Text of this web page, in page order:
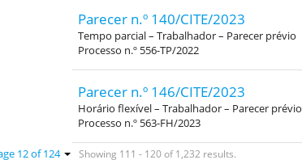
Parecer n.º 140/CITE/2023
Tempo parcial – Trabalhador – Parecer prévio
Processo n.º 556-TP/2022
Parecer n.º 146/CITE/2023
Horário flexível – Trabalhador – Parecer prévio
Processo n.º 563-FH/2023
12 of 124 Showing 111 - 120 of 1,232 results.